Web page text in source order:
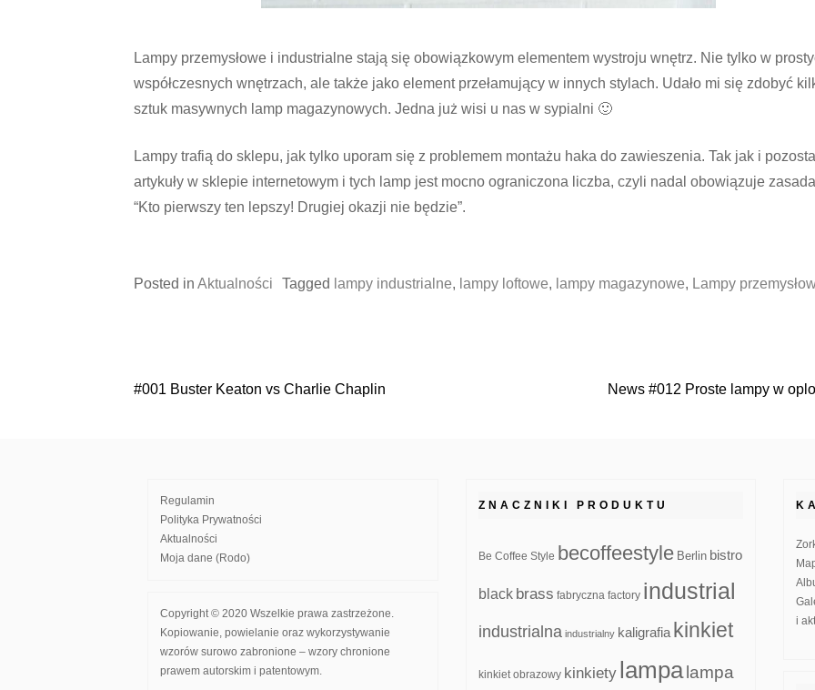
Lampy przemysłowe i industrialne stają się obowiązkowym elementem wystroju wnętrz. Nie tylko w
współczesnych wnętrzach, ale także jako element przełamujący w innych stylach. Udało mi się zdobyć
sztuk masywnych lamp magazynowych. Jedna już wisi u nas w sypialni 🙂
Lampy trafią do sklepu, jak tylko uporam się z problemem montażu haka do zawieszenia. Tak jak i
artykuły w sklepie internetowym i tych lamp jest mocno ograniczona liczba, czyli nadal obowiązuje
“Kto pierwszy ten lepszy! Drugiej okazji nie będzie”.
Posted in Aktualności Tagged lampy industrialne, lampy loftowe, lampy magazynowe, Lampy
Nawigacja
#001 Buster Keaton vs Charlie Chaplin News #012 Proste lampy w
Regulamin
Polityka Prywatności
Aktualności
Moja dane (Rodo)
Copyright © 2020 Wszelkie prawa zastrzeżone.
Kopiowanie, powielanie oraz wykorzystywanie
wzorów surowo zabronione – wzory chronione
prawem autorskim i patentowym.
ZNACZNIKI PRODUKTU
Be Coffee Style becoffeestyle Berlin bistro
black brass fabryczna factory industrial
industrialna industrialny kaligrafia kinkiet
kinkiet obrazowy kinkiety lampa lampa
i